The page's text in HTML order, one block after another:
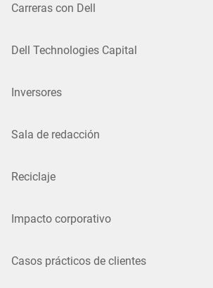
Carreras con Dell
Dell Technologies Capital
Inversores
Sala de redacción
Reciclaje
Impacto corporativo
Casos prácticos de clientes